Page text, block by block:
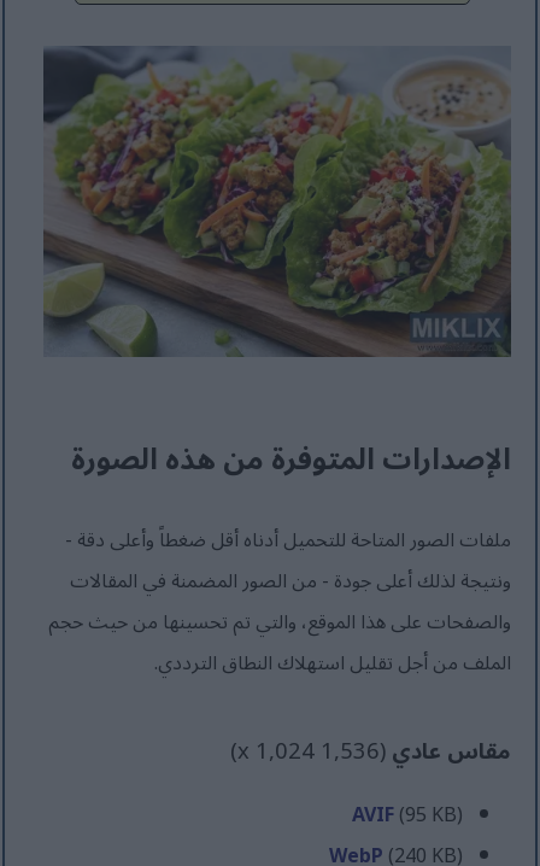
الإصدارات المتوفرة من هذه الصورة
ملفات الصور المتاحة للتحميل أدناه أقل ضغطاً وأعلى دقة -
ونتيجة لذلك أعلى جودة - من الصور المضمنة في المقالات
والصفحات على هذا الموقع، والتي تم تحسينها من حيث حجم
الملف من أجل تقليل استهلاك النطاق الترددي.
مقاس عادي(1,536 x 1,024)
AVIF(95 KB)
WebP(240 KB)